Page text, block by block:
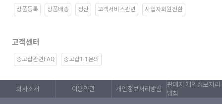
상품등록 상품배송 정산 고객서비스관련 사업자회원전환
고객센터
중고샵관련FAQ 중고샵1:1문의
회사소개 이용약관 개인정보처리방침
판매자 개인정보처리
방침